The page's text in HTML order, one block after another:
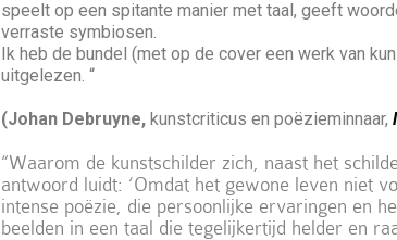
speelt op een spitante manier met taal, geeft
verraste symbiosen.
Ik heb de bundel (met op de cover een werk van
uitgelezen. “
(Johan Debruyne, kunstcriticus en poëzieminnaar,
“Waarom de kunstschilder zich, naast het
antwoord luidt: ‘Omdat het gewone leven niet
intense poëzie, die persoonlijke ervaringen en
beelden in een taal die tegelijkertijd helder en